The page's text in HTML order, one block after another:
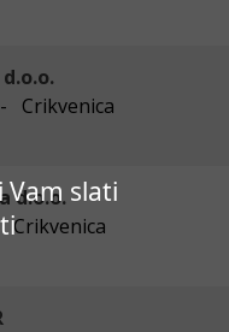
Vam slati
Crikvenica
d.o.o.
Crikvenica